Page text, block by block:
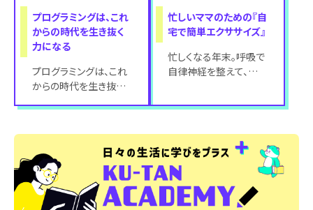
プログラミングは、これ
からの時代を生き抜く
力になる
プログラミングは、これ
からの時代を生き抜く
忙しいママのための『自
宅で簡単エクササイズ』
忙しくなる年末。呼吸で
自律神経を整えて、一